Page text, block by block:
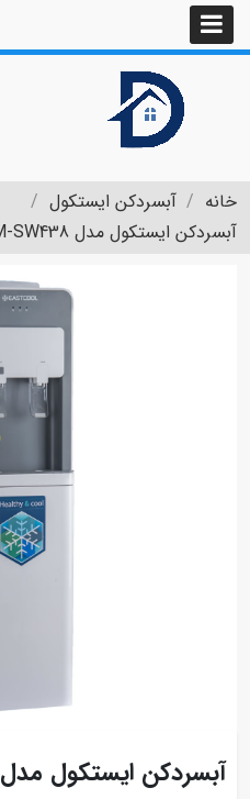
خانه
آبسردکن ایستکول
آبسردکن ایستکول مدل TM-SW438
آبسردکن ایستکول مدل TM-SW438